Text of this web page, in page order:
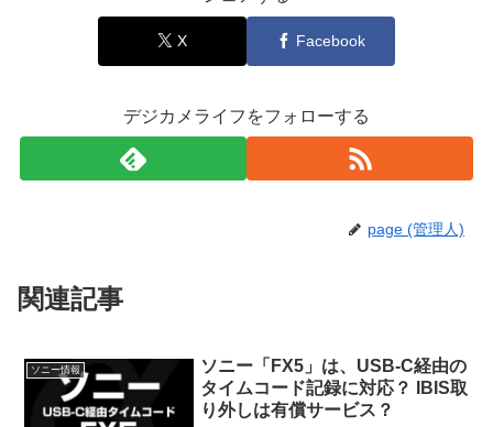
X Facebook
デジカメライフをフォローする
page (管理人)
関連記事
ソニー情報
ソニー「FX5」は、USB-C経由の
タイムコード記録に対応？ IBIS取
り外しは有償サービス？